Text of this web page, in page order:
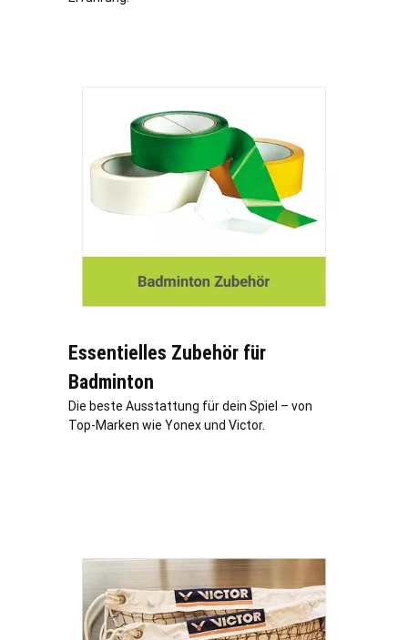
Essentielles Zubehör für
Badminton
Die beste Ausstattung für dein Spiel – von
Top-Marken wie Yonex und Victor.